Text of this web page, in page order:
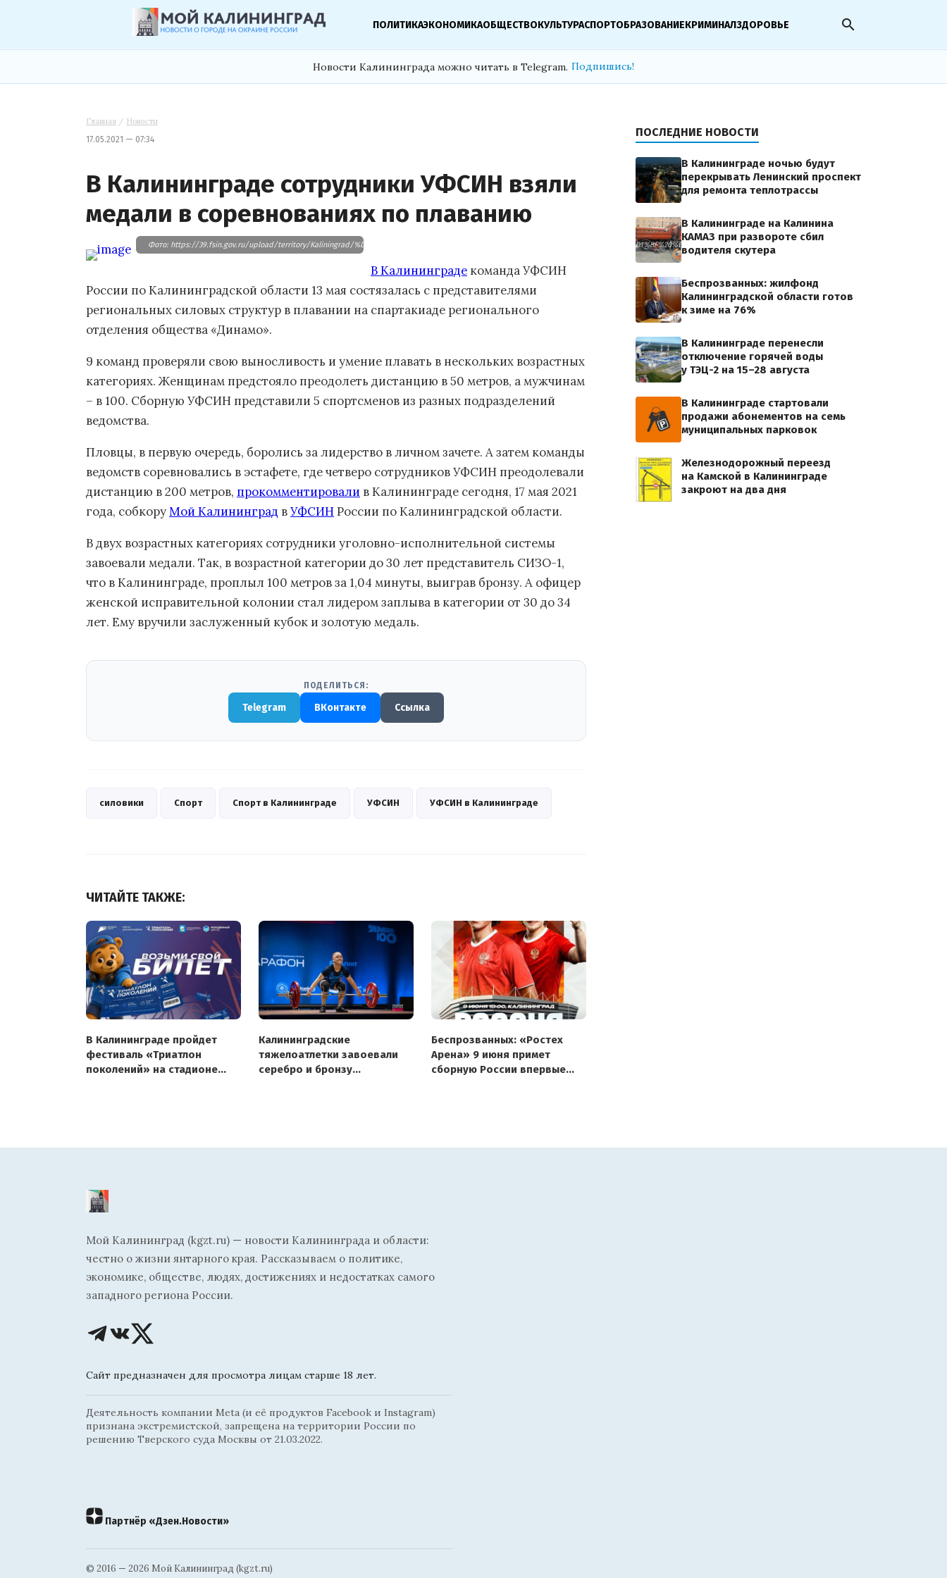
ПОЛИТИКАЭКОНОМИКАОБЩЕСТВОКУЛЬТУРАСПОРТОБРАЗОВАНИЕКРИМИНАЛЗДОРОВЬЕ search
Новости Калининграда можно читать в Telegram. Подпишись!
Главная / Новости
17.05.2021 — 07:34
В Калининграде сотрудники УФСИН взяли
медали в соревнованиях по плаванию
Фото: https://39.fsin.gov.ru/upload/territory/Kaliningrad/
В Калининграде команда УФСИН
России по Калининградской области 13 мая состязалась с представителями
региональных силовых структур в плавании на спартакиаде регионального
отделения общества «Динамо».
9 команд проверяли свою выносливость и умение плавать в нескольких возрастных
категориях. Женщинам предстояло преодолеть дистанцию в 50 метров, а мужчинам
– в 100. Сборную УФСИН представили 5 спортсменов из разных подразделений
ведомства.
Пловцы, в первую очередь, боролись за лидерство в личном зачете. А затем команды
ведомств соревновались в эстафете, где четверо сотрудников УФСИН преодолевали
дистанцию в 200 метров, прокомментировали в Калининграде сегодня, 17 мая 2021
года, собкоруМой Калининград вУФСИНРоссии по Калининградской области.
В двух возрастных категориях сотрудники уголовно-исполнительной системы
завоевали медали. Так, в возрастной категории до 30 лет представитель СИЗО-1,
что в Калининграде, проплыл 100 метров за 1,04 минуты, выиграв бронзу. А офицер
женской исправительной колонии стал лидером заплыва в категории от 30 до 34
лет. Ему вручили заслуженный кубок и золотую медаль.
ПОДЕЛИТЬСЯ:
Telegram ВКонтакте Ссылка
силовики Спорт Спорт в Калининграде УФСИН УФСИН в Калининграде
ЧИТАЙТЕ ТАКЖЕ:
В Калининграде пройдет
фестиваль «Триатлон
поколений» на стадионе
Калининградские
тяжелоатлетки завоевали
серебро и бронзу
Беспрозванных: «Ростех
Арена» 9 июня примет
сборную России впервые
ПОСЛЕДНИЕ НОВОСТИ
В Калининграде ночью будут
перекрывать Ленинский проспект
для ремонта теплотрассы
В Калининграде на Калинина
КАМАЗ при развороте сбил
водителя скутера
Беспрозванных: жилфонд
Калининградской области готов
к зиме на 76%
В Калининграде перенесли
отключение горячей воды
у ТЭЦ-2 на 15–28 августа
В Калининграде стартовали
продажи абонементов на семь
муниципальных парковок
Железнодорожный переезд
на Камской в Калининграде
закроют на два дня
Мой Калининград (kgzt.ru) — новости Калининграда и области:
честно о жизни янтарного края. Рассказываем о политике,
экономике, обществе, людях, достижениях и недостатках самого
западного региона России.
Сайт предназначен для просмотра лицам старше 18 лет.
Деятельность компании Meta (и её продуктов Facebook и Instagram)
признана экстремистской, запрещена на территории России по
решению Тверского суда Москвы от 21.03.2022.
Партнёр «Дзен.Новости»
© 2016 — 2026 Мой Калининград (kgzt.ru)